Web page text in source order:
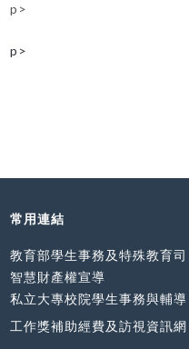
p>
p>
常用連結
教育部學生事務及特殊教育司
智慧財產權宣導
私立大專校院學生事務與輔導
工作獎補助經費及訪視資訊網